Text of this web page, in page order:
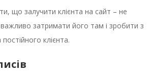
що залучити клієнта на сайт – не
затримати його там і зробити з
клієнта.